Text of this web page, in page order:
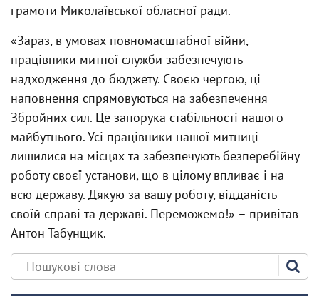
грамоти Миколаївської обласної ради.
«Зараз, в умовах повномасштабної війни,
працівники митної служби забезпечують
надходження до бюджету. Своєю чергою, ці
наповнення спрямовуються на забезпечення
Збройних сил. Це запорука стабільності нашого
майбутнього. Усі працівники нашої митниці
лишилися на місцях та забезпечують безперебійну
роботу своєї установи, що в цілому впливає і на
всю державу. Дякую за вашу роботу, відданість
своїй справі та державі. Переможемо!» – привітав
Антон Табунщик.